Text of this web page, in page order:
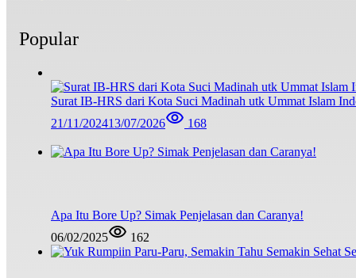
Popular
Surat IB-HRS dari Kota Suci Madinah utk Ummat Islam
21/11/202413/07/2026 168
Apa Itu Bore Up? Simak Penjelasan dan Caranya!
06/02/2025
162